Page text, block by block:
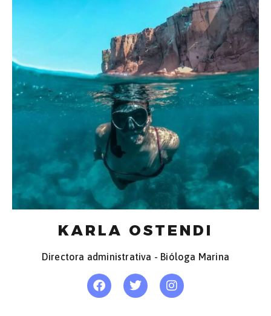
KARLA OSTENDI
Directora administrativa - Bióloga Marina